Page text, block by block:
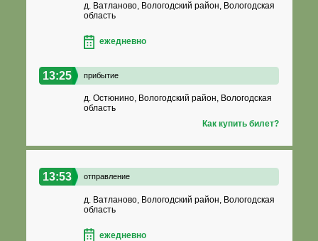
д. Ватланово, Вологодский район, Вологодская
область
ежедневно
13:25 прибытие
д. Остюнино, Вологодский район, Вологодская
область
Как купить билет?
13:53 отправление
д. Ватланово, Вологодский район, Вологодская
область
ежедневно